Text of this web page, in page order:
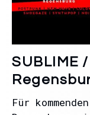
SUBLIME
Für